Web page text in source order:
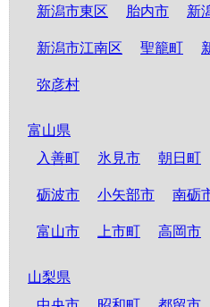
新潟市東区 胎内市 新
新潟市江南区 聖籠町
弥彦村
富山県
入善町
氷見市 朝日町
砺波市 小矢部市 南砺
富山市 上市町 高岡市
山梨県